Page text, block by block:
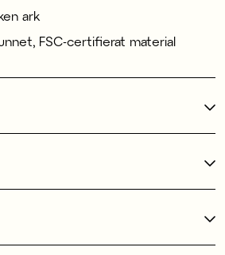
ark
FSC-certifierat material